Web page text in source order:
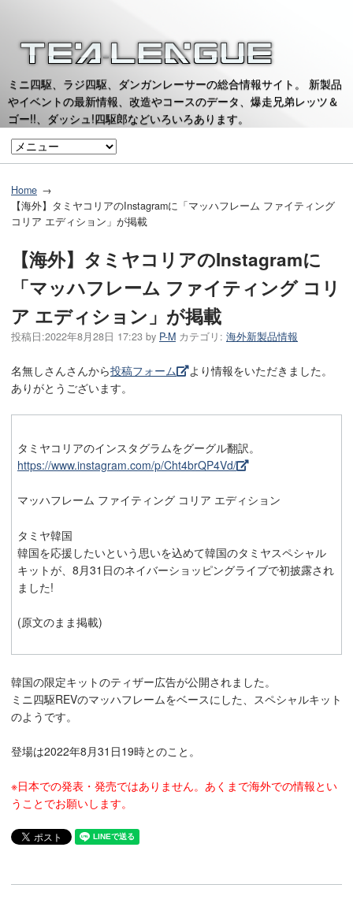
ミニ四駆、ラジ四駆、ダンガンレーサーの総合情報サイト。 新製品
やイベントの最新情報、改造やコースのデータ、爆走兄弟レッツ＆
ゴー!!、ダッシュ!四駆郎などいろいろあります。
Home
【海外】タミヤコリアのInstagramに「マッハフレーム ファイティング
コリア エディション」が掲載
【海外】タミヤコリアのInstagramに
「マッハフレーム ファイティング コリ
ア エディション」が掲載
投稿日:2022年8月28日 17:23 by P-M カテゴリ: 海外新製品情報
名無しさんさんから投稿フォーム
より情報をいただきました。
ありがとうございます。
タミヤコリアのインスタグラムをグーグル翻訳。
https://www.instagram.com/p/Cht4brQP4Vd/
マッハフレーム ファイティング コリア エディション
タミヤ韓国
韓国を応援したいという思いを込めて韓国のタミヤスペシャル
キットが、8月31日のネイバーショッピングライブで初披露され
ました!
(原文のまま掲載)
韓国の限定キットのティザー広告が公開されました。
ミニ四駆REVのマッハフレームをベースにした、スペシャルキット
のようです。
登場は2022年8月31日19時とのこと。
※日本での発表・発売ではありません。あくまで海外での情報とい
うことでお願いします。